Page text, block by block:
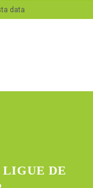
data
LIGUE DE